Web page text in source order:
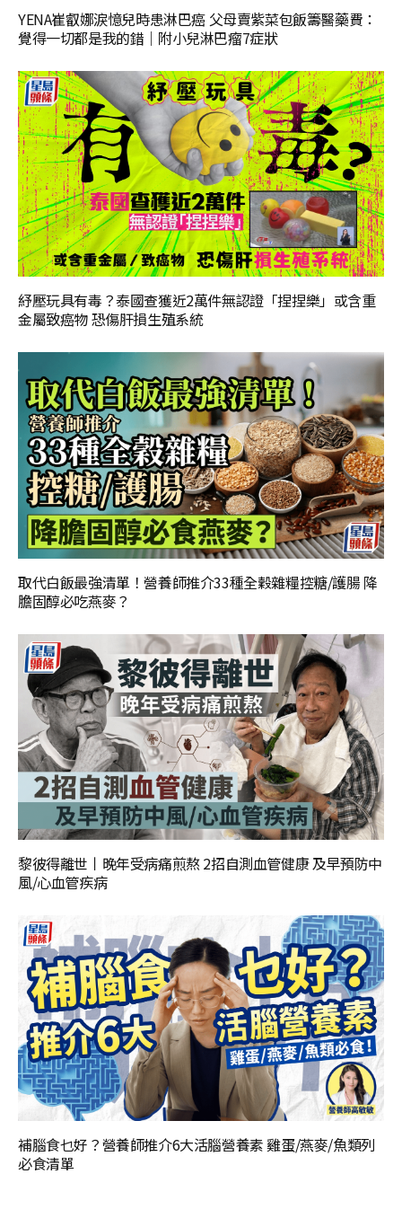
YENA崔叡娜淚憶兒時患淋巴癌 父母賣紫菜包飯籌醫藥費：
覺得一切都是我的錯｜附小兒淋巴瘤7症狀
紓壓玩具有毒？泰國查獲近2萬件無認證「捏捏樂」或含重
金屬致癌物 恐傷肝損生殖系統
取代白飯最強清單！營養師推介33種全穀雜糧控糖/護腸 降
膽固醇必吃燕麥？
黎彼得離世丨晚年受病痛煎熬 2招自測血管健康 及早預防中
風/心血管疾病
補腦食乜好？營養師推介6大活腦營養素 雞蛋/燕麥/魚類列
必食清單